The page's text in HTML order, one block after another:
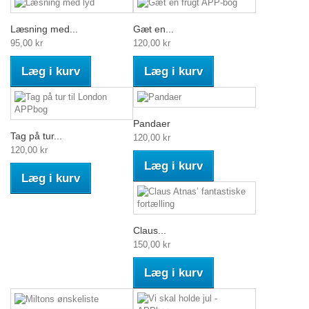
Læsning med...
95,00 kr
Læg i kurv
Gæt en...
120,00 kr
Læg i kurv
Tag på tur...
120,00 kr
Læg i kurv
Pandaer
120,00 kr
Læg i kurv
Claus...
150,00 kr
Læg i kurv